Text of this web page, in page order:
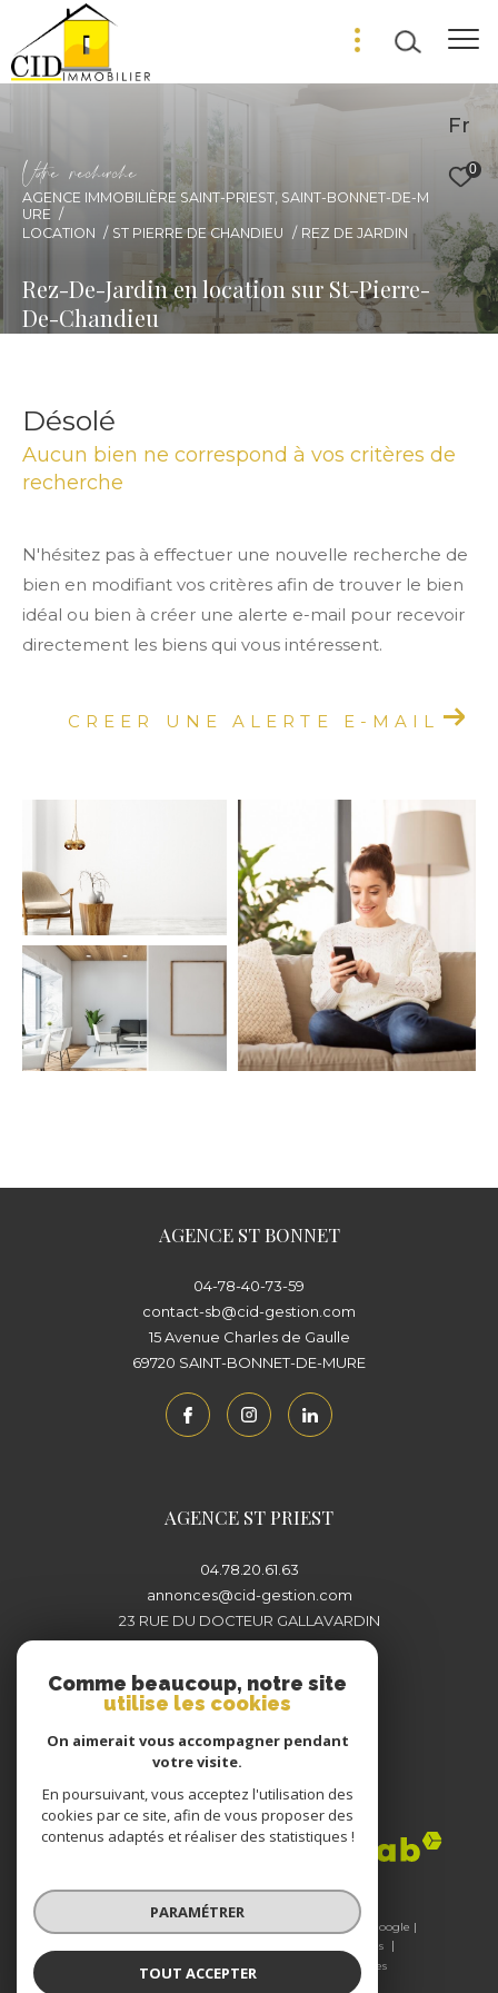
Fr
0
Vore recece
AGENCE IMMOBILIÈRE SAINT-PRIEST, SAINT-BONNET-DE-M
URE
LOCATION
ST PIERRE DE CHANDIEU REZ DE JARDIN
Rez-De-Jardin en location sur St-Pierre-
De-Chandieu
Désolé
Aucun bien ne correspond à vos critères de
recherche
N'hésitez pas à effectuer une nouvelle recherche de
bien en modifiant vos critères afin de trouver le bien
idéal ou bien à créer une alerte e-mail pour recevoir
directement les biens qui vous intéressent.
CREER UNE ALERTE E-MAIL
AGENCE ST BONNET
04-78-40-73-59
contact-sb@cid-gestion.com
15 Avenue Charles de Gaulle
69720
SAINT-BONNET-DE-MURE
AGENCE ST PRIEST
04.78.20.61.63
annonces@cid-gestion.com
23 RUE DU DOCTEUR GALLAVARDIN
69800 SAINT-PRIEST
Adhérents
© 2026 | Tous droits réservés | Traduction powered by Google |
Mentions légales
Admin
Nos liens Politique RGPD Cookies
Comme beaucoup, notre site
utilise les cookies
On aimerait vous accompagner pendant
votre visite.
En poursuivant, vous acceptez l'utilisation des
cookies par ce site, afin de vous proposer des
contenus adaptés et réaliser des statistiques !
PARAMÉTRER
TOUT ACCEPTER